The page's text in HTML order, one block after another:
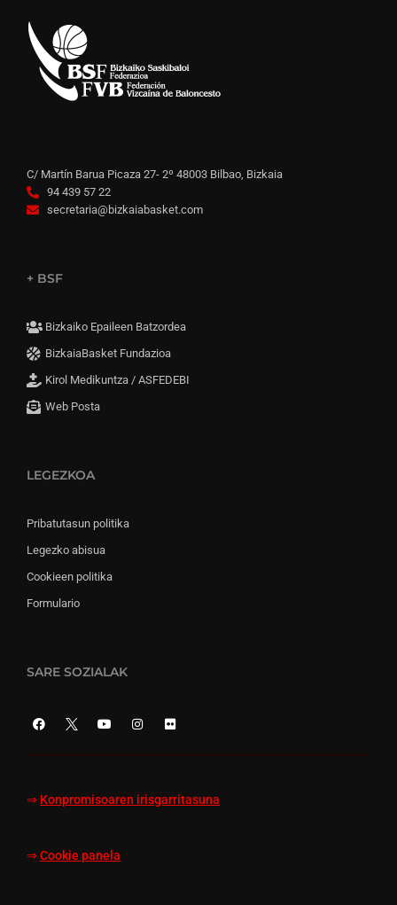
C/ Martín Barua Picaza 27- 2º 48003 Bilbao, Bizkaia
94 439 57 22
secretaria@bizkaiabasket.com
+ BSF
Bizkaiko Epaileen Batzordea
BizkaiaBasket Fundazioa
Kirol Medikuntza / ASFEDEBI
Web Posta
LEGEZKOA
Pribatutasun politika
Legezko abisua
Cookieen politika
Formulario
SARE SOZIALAK
⇒ Konpromisoaren irisgarritasuna
⇒ Cookie panela